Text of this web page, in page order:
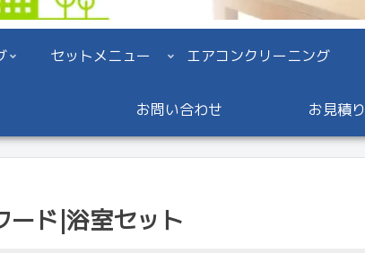
セットメニュー エアコンクリーニング
お問い合わせ お見積り
ード|浴室セット